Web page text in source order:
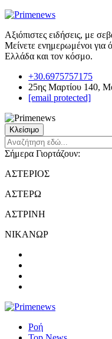
Αξιόπιστες ειδήσεις, με
Μείνετε ενημερωμένοι για
Ελλάδα και τον κόσμο.
+30.6975757175
25ης Μαρτίου 140,
[email protected]
Κλείσιμο
Σήμερα Γιορτάζουν:
ΑΣΤΕΡΙΟΣ
ΑΣΤΕΡΩ
ΑΣΤΡΙΝΗ
ΝΙΚΑΝΩΡ
Ροή